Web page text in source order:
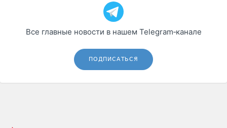
Все главные новости в нашем Telegram‑канале
ПОДПИСАТЬСЯ